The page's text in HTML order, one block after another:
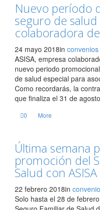
Nuevo período
seguro de salud
colaboradora de
24 mayo 2018in
ASISA, empresa
nuevo periodo
de salud especial para
Como recordarás, la
que finaliza el 31 de
0 More
Última semana
promoción del
Salud con
22 febrero 2018in
Solo hasta el 28 de